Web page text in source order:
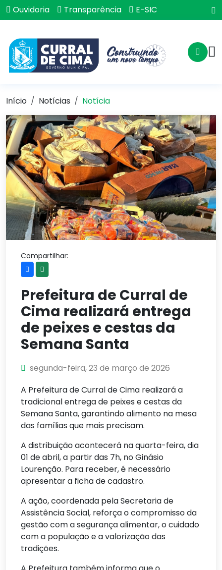
Ouvidoria Transparência E-SIC
Início Notícias Notícia
Compartilhar:
Prefeitura de Curral de
Cima realizará entrega
de peixes e cestas da
Semana Santa
segunda-feira, 23 de março de 2026
A Prefeitura de Curral de Cima realizará a
tradicional entrega de peixes e cestas da
Semana Santa, garantindo alimento na mesa
das famílias que mais precisam.
A distribuição acontecerá na quarta-feira, dia
01 de abril, a partir das 7h, no Ginásio
Lourenção. Para receber, é necessário
apresentar a ficha de cadastro.
A ação, coordenada pela Secretaria de
Assistência Social, reforça o compromisso da
gestão com a segurança alimentar, o cuidado
com a população e a valorização das
tradições.